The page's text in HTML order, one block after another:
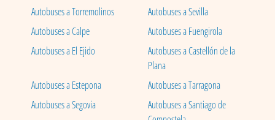
Autobuses a Torremolinos
Autobuses a Sevilla
Autobuses a Calpe
Autobuses a Fuengirola
Autobuses a El Ejido
Autobuses a Castellón de la
Plana
Autobuses a Estepona
Autobuses a Tarragona
Autobuses a Segovia
Autobuses a Santiago de